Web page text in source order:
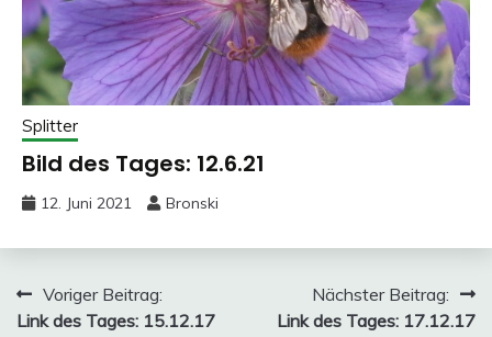
Splitter
Bild des Tages: 12.6.21
12. Juni 2021 Bronski
Beitragsnavigation
Voriger Beitrag:
Link des Tages: 15.12.17
Nächster Beitrag:
Link des Tages: 17.12.17